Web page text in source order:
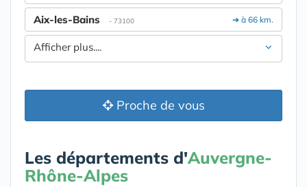
➔ à 66 km.
Aix-les-Bains - 73100
Afficher plus....
Proche de vous
Les départements d'Auvergne-
Rhône-Alpes